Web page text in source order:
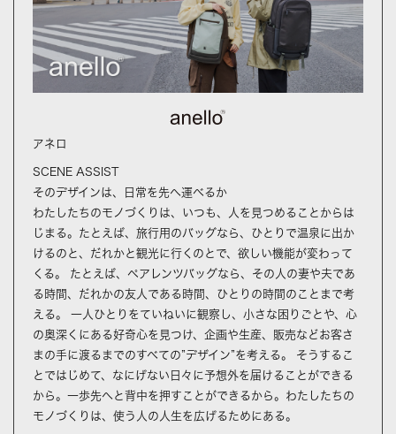
アネロ
SCENE ASSIST
そのデザインは、日常を先へ運べるか
わたしたちのモノづくりは、いつも、人を見つめることからは
じまる。たとえば、旅行用のバッグなら、ひとりで温泉に出か
けるのと、だれかと観光に行くのとで、欲しい機能が変わって
くる。 たとえば、ペアレンツバッグなら、その人の妻や夫であ
る時間、だれかの友人である時間、ひとりの時間のことまで考
える。 一人ひとりをていねいに観察し、小さな困りごとや、心
の奥深くにある好奇心を見つけ、企画や生産、販売などお客さ
まの手に渡るまでのすべての”デザイン”を考える。 そうするこ
とではじめて、なにげない日々に予想外を届けることができる
から。一歩先へと背中を押すことができるから。わたしたちの
モノづくりは、使う人の人生を広げるためにある。